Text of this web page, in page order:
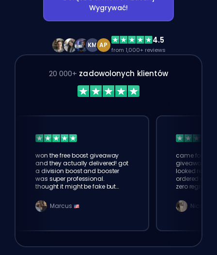
Wygrywać!
KM AP 4.5
from 1,000+ reviews
20 000+ zadowolonych klientów
won the free boost giveaway
and they actually delivered! got
a division boost and booster
was super professional.
thought it might be fake but
Marcus
came for the
giveaway,
looked really
ordered a
zero regrets,
Nicolas